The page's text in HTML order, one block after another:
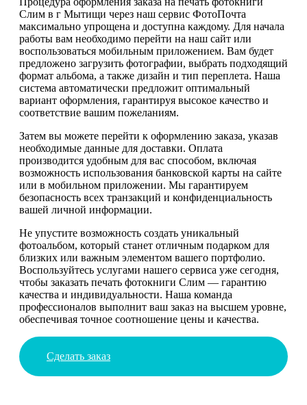
Слим в г Мытищи через наш сервис ФотоПочта
максимально упрощена и доступна каждому. Для начала
работы вам необходимо перейти на наш сайт или
воспользоваться мобильным приложением. Вам будет
предложено загрузить фотографии, выбрать подходящий
формат альбома, а также дизайн и тип переплета. Наша
система автоматически предложит оптимальный
вариант оформления, гарантируя высокое качество и
соответствие вашим пожеланиям.
Затем вы можете перейти к оформлению заказа, указав
необходимые данные для доставки. Оплата
производится удобным для вас способом, включая
возможность использования банковской карты на сайте
или в мобильном приложении. Мы гарантируем
безопасность всех транзакций и конфиденциальность
вашей личной информации.
Не упустите возможность создать уникальный
фотоальбом, который станет отличным подарком для
близких или важным элементом вашего портфолио.
Воспользуйтесь услугами нашего сервиса уже сегодня,
чтобы заказать печать фотокниги Слим — гарантию
качества и индивидуальности. Наша команда
профессионалов выполнит ваш заказ на высшем уровне,
обеспечивая точное соотношение цены и качества.
Сделать заказ